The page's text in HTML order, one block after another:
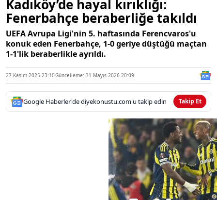
Kadıköy’de hayal kırıklığı:
Fenerbahçe beraberliğe takıldı
UEFA Avrupa Ligi'nin 5. haftasında Ferencvaros'u
konuk eden Fenerbahçe, 1-0 geriye düştüğü maçtan
1-1'lik beraberlikle ayrıldı.
27 Kasım 2025 23:10Güncelleme: 31 Mayıs 2026 20:09
Google Haberler'de diyekonustu.com'u takip edin Takip Et